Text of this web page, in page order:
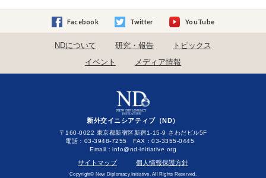
Facebook Twitter YouTube
NDについて 研究・報告
トピックス
イベント
メディア情報
新外交イニシアティブ（ND）
〒160-0022 東京都新宿区新宿1-15-9 さわだビル5F
電話：03-3948-7255 FAX：03-3355-0445
Email：
サイトマップ 個人情報保護方針
Copyright© New Diplomacy Initiative. All Rights Reserved.